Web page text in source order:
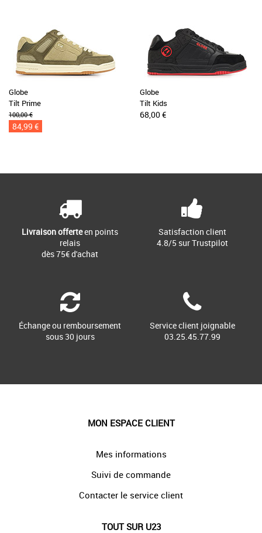
Globe
Tilt Prime
100,00 €
84,99 €
Globe
Tilt Kids
68,00 €
Livraison offerteen points
relais
dès 75€ d'achat
Satisfaction client
4.8/5 sur Trustpilot
Échange ou remboursement
sous 30 jours
Service client joignable
03.25.45.77.99
MON ESPACE CLIENT
Mes informations
Suivi de commande
Contacter le service client
TOUT SUR U23